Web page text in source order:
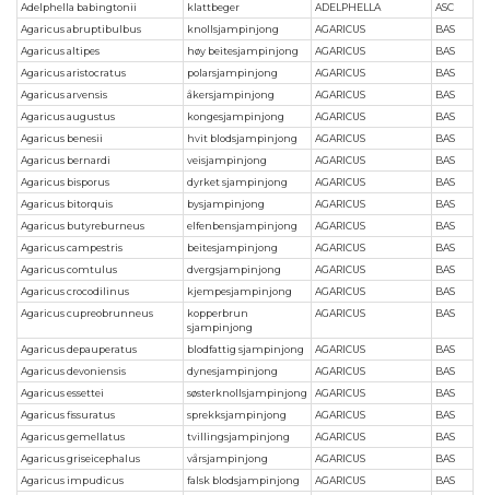
Adelphella babingtonii
klattbeger ADELPHELLA
ASC
Agaricus abruptibulbus
knollsjampinjong AGARICUS
BAS
Agaricus altipes
høy beitesjampinjong AGARICUS
BAS
Agaricus aristocratus
polarsjampinjong AGARICUS
BAS
Agaricus arvensis
åkersjampinjong AGARICUS
BAS
Agaricus augustus
kongesjampinjong AGARICUS
BAS
Agaricus benesii
hvit blodsjampinjong AGARICUS
BAS
Agaricus bernardi
veisjampinjong AGARICUS
BAS
Agaricus bisporus
dyrket sjampinjong AGARICUS
BAS
Agaricus bitorquis
bysjampinjong AGARICUS
BAS
Agaricus butyreburneus
elfenbensjampinjong AGARICUS
BAS
Agaricus campestris
beitesjampinjong AGARICUS
BAS
Agaricus comtulus
dvergsjampinjong AGARICUS
BAS
Agaricus crocodilinus
kjempesjampinjong AGARICUS
BAS
Agaricus cupreobrunneus
kopperbrun
sjampinjong
AGARICUS BAS
Agaricus depauperatus blodfattig sjampinjong AGARICUS
BAS
Agaricus devoniensis
dynesjampinjong AGARICUS
BAS
Agaricus essettei
søsterknollsjampinjong AGARICUS
BAS
Agaricus fissuratus
sprekksjampinjong AGARICUS
BAS
Agaricus gemellatus
tvillingsjampinjong AGARICUS
BAS
Agaricus griseicephalus
vårsjampinjong AGARICUS
BAS
Agaricus impudicus
falsk blodsjampinjong AGARICUS
BAS